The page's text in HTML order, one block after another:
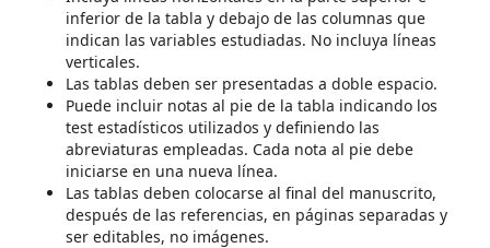
inferior de la tabla y debajo de las columnas que
indican las variables estudiadas. No incluya líneas
verticales.
Las tablas deben ser presentadas a doble espacio.
Puede incluir notas al pie de la tabla indicando los
test estadísticos utilizados y definiendo las
abreviaturas empleadas. Cada nota al pie debe
iniciarse en una nueva línea.
Las tablas deben colocarse al final del manuscrito,
después de las referencias, en páginas separadas y
ser editables, no imágenes.